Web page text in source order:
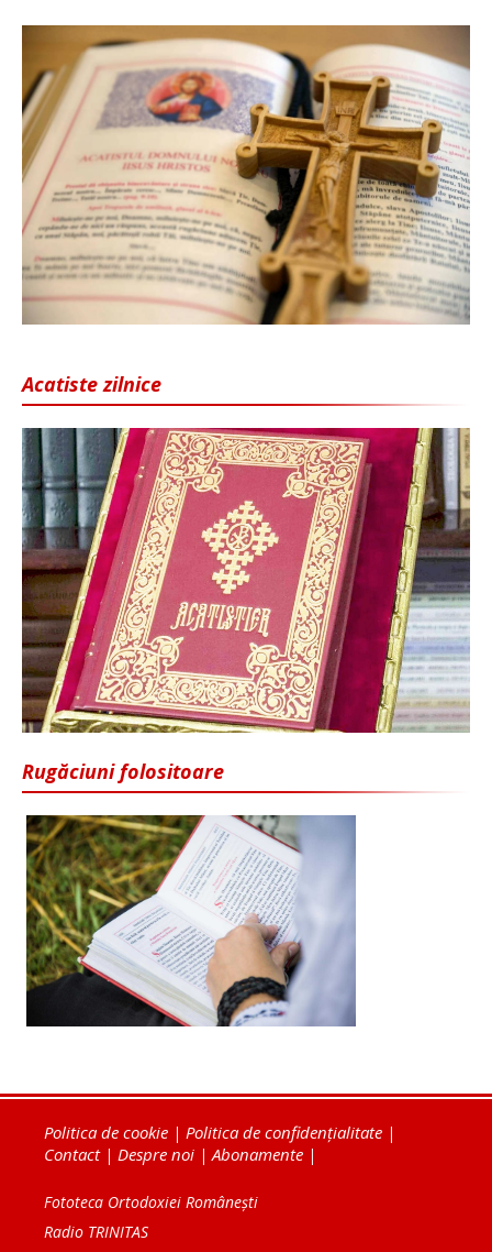
Acatiste zilnice
Rugăciuni folositoare
Politica de cookie | Politica de confidențialitate |
Contact| Despre noi | Abonamente |
Fototeca Ortodoxiei Românești
Radio TRINITAS